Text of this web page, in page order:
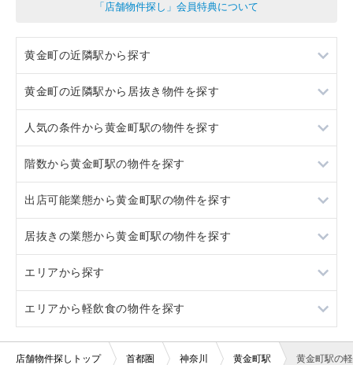
「店舗物件探し」会員特典について
黄金町の近隣駅から探す
南太田
日ノ出町
井土ヶ谷
戸部
黄金町の近隣駅から居抜き物件を探す
南太田
日ノ出町
井土ヶ谷
戸部
人気の条件から黄金町駅の物件を探す
居抜き
スケルトン
ロードサイド物件
駐車場あり
看板取り付け可
20坪以下
階数から黄金町駅の物件を探す
1階
3階以上
出店可能業態から黄金町駅の物件を探す
重飲食
軽飲食
バー・クラブ
美容室・理容室
居抜きの業態から黄金町駅の物件を探す
焼肉
カラオケ・パブ・スナック
物販・アパレル
エリアから探す
東京23区
東京都下
エリアから軽飲食の物件を探す
東京23区
店舗物件探しトップ 首都圏 神奈川 黄金町駅 黄金町駅の